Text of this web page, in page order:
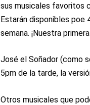
sus musicales favoritos
Estarán disponibles poe
semana. ¡Nuestra
José el Soñador (como
5pm de la tarde, la
Otros musicales que